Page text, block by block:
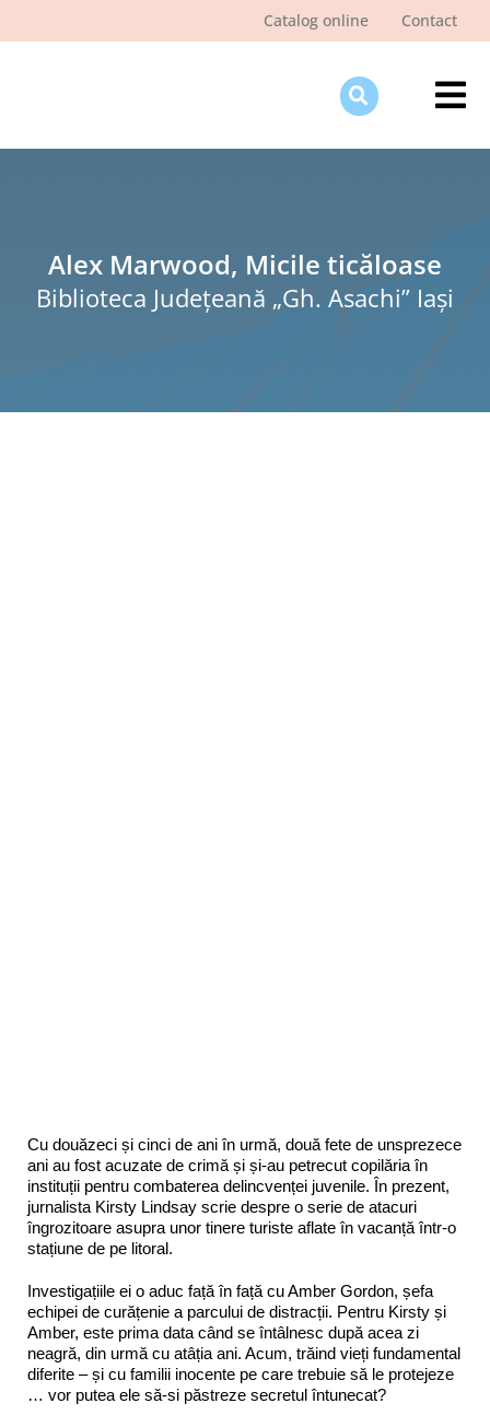
Catalog online Contact
Alex Marwood, Micile ticăloase
Biblioteca Judeţeană „Gh. Asachi” Iaşi
Cu douăzeci și cinci de ani în urmă, două fete de unsprezece
ani au fost acuzate de crimă și și-au petrecut copilăria în
instituții pentru combaterea delincvenței juvenile. În prezent,
jurnalista Kirsty Lindsay scrie despre o serie de atacuri
îngrozitoare asupra unor tinere turiste aflate în vacanță într-o
stațiune de pe litoral.
Investigațiile ei o aduc față în față cu Amber Gordon, șefa
echipei de curățenie a parcului de distracții. Pentru Kirsty și
Amber, este prima data când se întâlnesc după acea zi
neagră, din urmă cu atâția ani. Acum, trăind vieți fundamental
diferite – și cu familii inocente pe care trebuie să le protejeze
… vor putea ele să-si păstreze secretul întunecat?